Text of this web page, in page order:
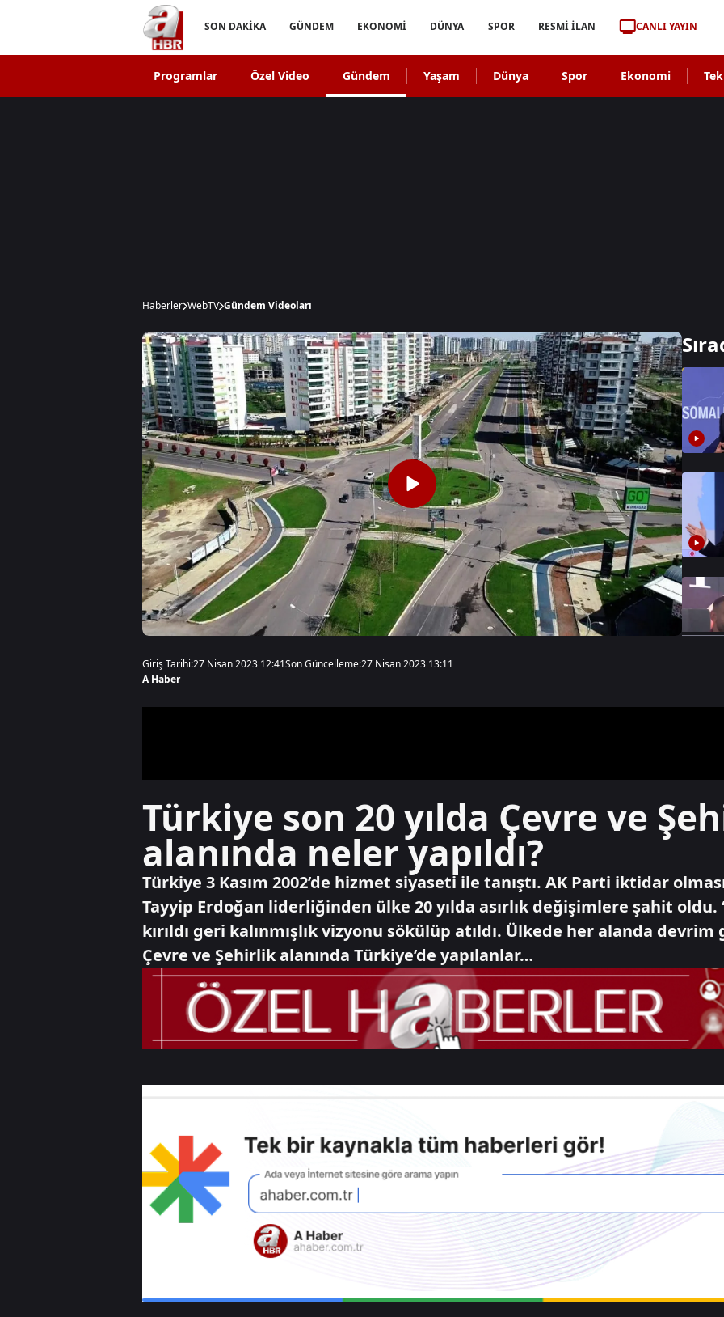
SON DAKİKA GÜNDEM EKONOMİ DÜNYA SPOR RESMİ İLAN CANLI YAYIN
Programlar Özel Video Gündem Yaşam Dünya Spor Ekonomi
Haberler WebTV Gündem Videoları
Giriş Tarihi:27 Nisan 2023 12:41Son Güncelleme:27 Nisan 2023 13:11
A Haber
Türkiye son 20 yılda Çevre ve
alanında neler yapıldı?
Türkiye 3 Kasım 2002’de hizmet siyaseti ile tanıştı. AK Parti iktidar
Tayyip Erdoğan liderliğinden ülke 20 yılda asırlık değişimlere şahit oldu.
kırıldı geri kalınmışlık vizyonu sökülüp atıldı. Ülkede her alanda
Çevre ve Şehirlik alanında Türkiye’de yapılanlar…